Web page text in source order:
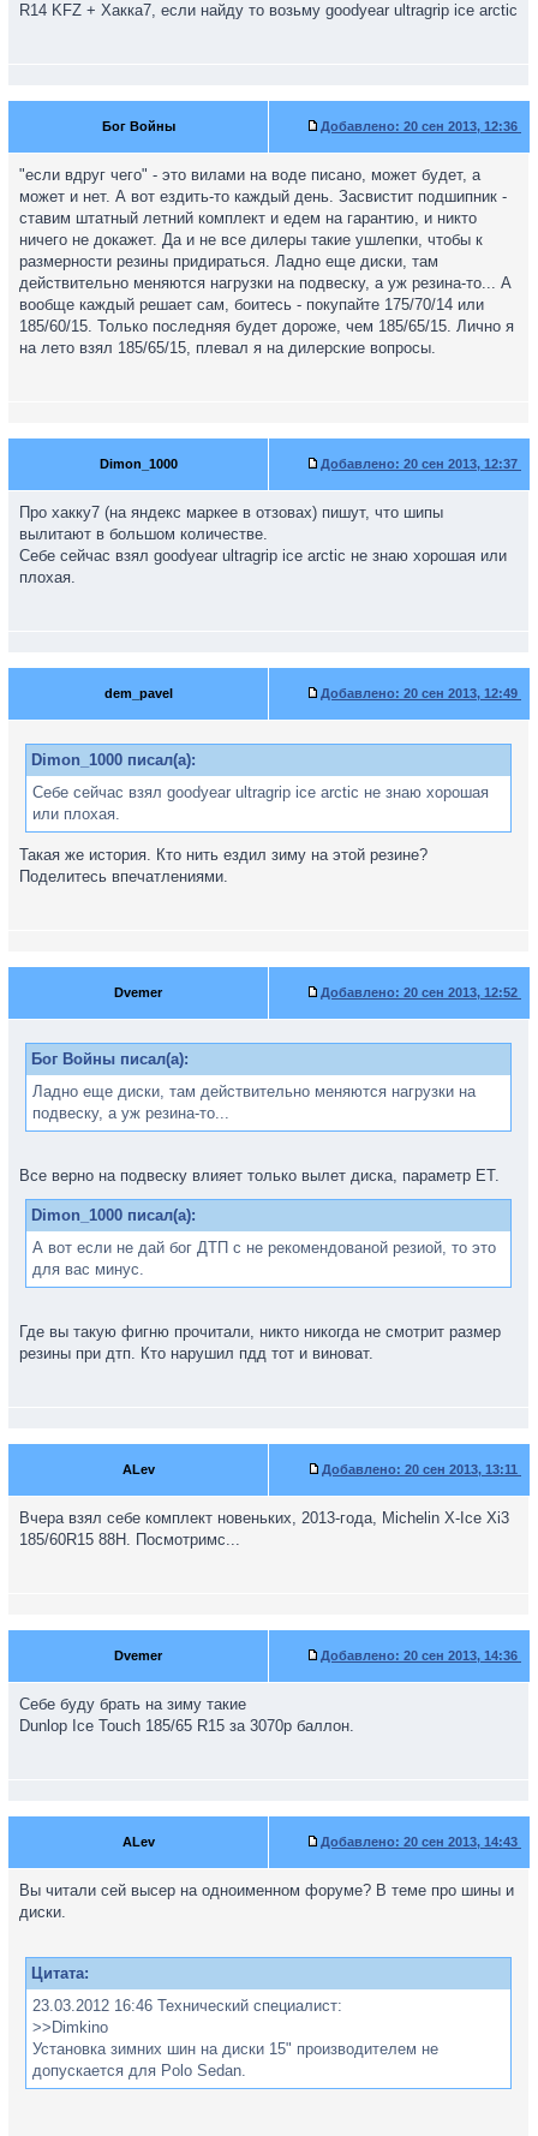
R14 KFZ + Хакка7, если найду то возьму goodyear ultragrip ice arctic
Бог Войны Добавлено: 20 сен 2013, 12:36
"если вдруг чего" - это вилами на воде писано, может будет, а
может и нет. А вот ездить-то каждый день. Засвистит подшипник -
ставим штатный летний комплект и едем на гарантию, и никто
ничего не докажет. Да и не все дилеры такие ушлепки, чтобы к
размерности резины придираться. Ладно еще диски, там
действительно меняются нагрузки на подвеску, а уж резина-то... А
вообще каждый решает сам, боитесь - покупайте 175/70/14 или
185/60/15. Только последняя будет дороже, чем 185/65/15. Лично я
на лето взял 185/65/15, плевал я на дилерские вопросы.
Dimon_1000 Добавлено: 20 сен 2013, 12:37
Про хакку7 (на яндекс маркее в отзовах) пишут, что шипы
вылитают в большом количестве.
Себе сейчас взял goodyear ultragrip ice arctic не знаю хорошая или
плохая.
dem_pavel Добавлено: 20 сен 2013, 12:49
Dimon_1000 писал(а):
Себе сейчас взял goodyear ultragrip ice arctic не знаю хорошая
или плохая.
Такая же история. Кто нить ездил зиму на этой резине?
Поделитесь впечатлениями.
Dvemer Добавлено: 20 сен 2013, 12:52
Бог Войны писал(а):
Ладно еще диски, там действительно меняются нагрузки на
подвеску, а уж резина-то...
Все верно на подвеску влияет только вылет диска, параметр ЕТ.
Dimon_1000 писал(а):
А вот если не дай бог ДТП с не рекомендованой резиой, то это
для вас минус.
Где вы такую фигню прочитали, никто никогда не смотрит размер
резины при дтп. Кто нарушил пдд тот и виноват.
ALev Добавлено: 20 сен 2013, 13:11
Вчера взял себе комплект новеньких, 2013-года, Michelin X-Ice Xi3
185/60R15 88H. Посмотримс...
Dvemer Добавлено: 20 сен 2013, 14:36
Себе буду брать на зиму такие
Dunlop Ice Touch 185/65 R15 за 3070р баллон.
ALev Добавлено: 20 сен 2013, 14:43
Вы читали сей высер на одноименном форуме? В теме про шины и
диски.
Цитата:
23.03.2012 16:46 Технический специалист:
>>Dimkino
Установка зимних шин на диски 15" производителем не
допускается для Polo Sedan.